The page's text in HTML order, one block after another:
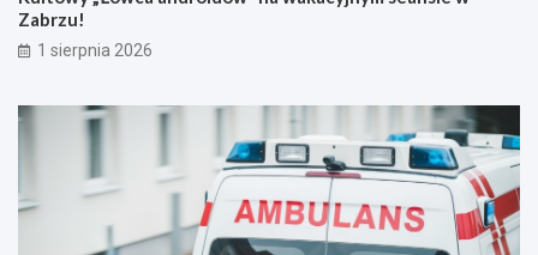
m
!
Zabrzu!
1 sierpnia 2026